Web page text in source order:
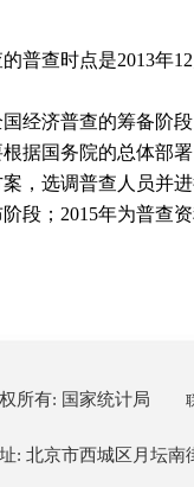
普查时点是2013年12
经济普查的筹备阶
据国务院的总体部
，选调普查人员并
段； 2015年为普查
所有: 国家统计局
: 北京市西城区月坛南